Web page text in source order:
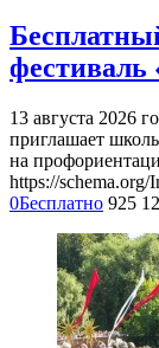
13 августа 2026
приглашает
на
https://schema.org/
0Бесплатно 925 12